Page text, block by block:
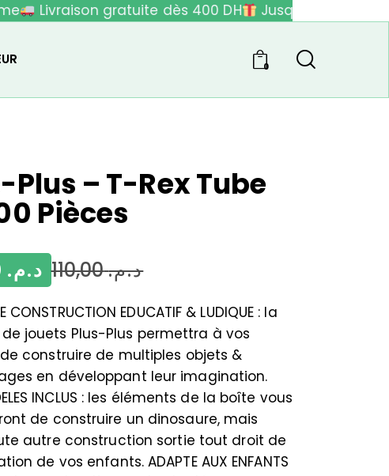
Livraison gratuite dès 400 DH Jusqu'à 40% de
0
Plus – T-Rex Tube
Pièces
د.م.110,00 د.م.
CONSTRUCTION EDUCATIF & LUDIQUE : la
jouets Plus-Plus permettra à vos
construire de multiples objets &
en développant leur imagination.
INCLUS : les éléments de la boîte vous
de construire un dinosaure, mais
autre construction sortie tout droit de
de vos enfants. ADAPTE AUX ENFANTS